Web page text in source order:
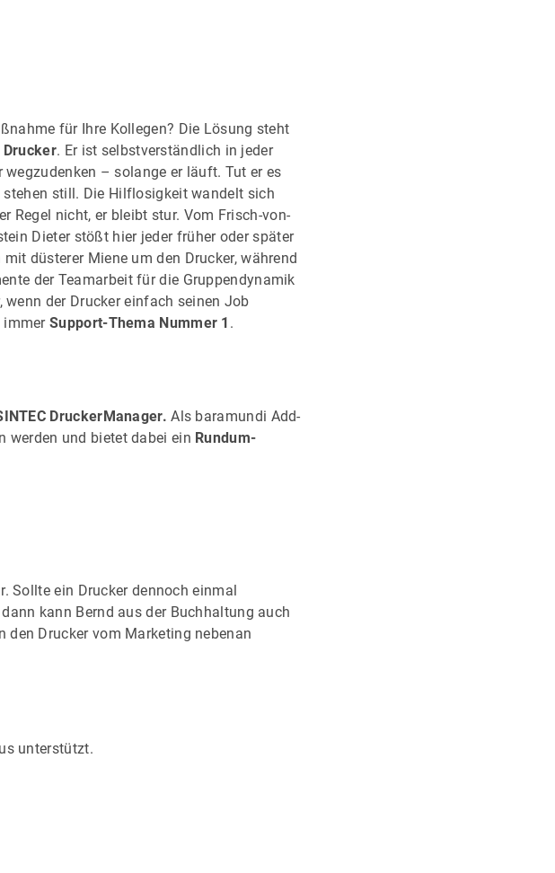
für Ihre Kollegen? Die Lösung steht
Drucker. Er ist selbstverständlich in jeder
– solange er läuft. Tut er es
still. Die Hilflosigkeit wandelt sich
Regel nicht, er bleibt stur. Vom Frisch-von-
Dieter stößt hier jeder früher oder später
düsterer Miene um den Drucker, während
der Teamarbeit für die Gruppendynamik
der Drucker einfach seinen Job
immerSupport-Thema Nummer 1 .
DruckerManager. Als baramundi Add-
werden und bietet dabei ein Rundum-
Sollte ein Drucker dennoch einmal
kann Bernd aus der Buchhaltung auch
den Drucker vom Marketing nebenan
unterstützt.